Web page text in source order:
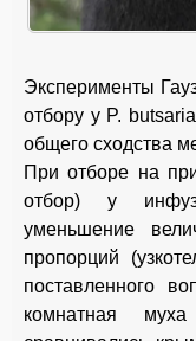
Эксперименты
отбору у P.
общего сходства
При отборе на
отбор) у
уменьшение
пропорций
поставленного
комнатная